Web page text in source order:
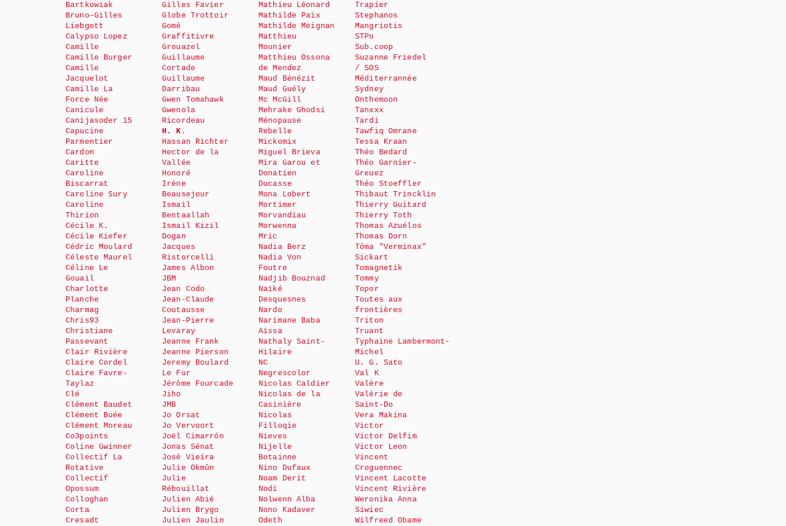
Bartkowiak
Bruno-Gilles
Liebgott
Calypso Lopez
Camille
Camille Burger
Camille
Jacquelot
Camille La
Force Née
Canicule
Canijasoder 15
Capucine
Parmentier
Cardon
Caritte
Caroline
Biscarrat
Caroline Sury
Caroline
Thirion
Cécile K.
Cécile Kiefer
Cédric Moulard
Céleste Maurel
Céline Le
Gouail
Charlotte
Planche
Charmag
Chris93
Christiane
Passevant
Clair Rivière
Claire Cordel
Claire Favre-
Taylaz
Clé
Clément Baudet
Clément Buée
Clément Moreau
Co3points
Coline Gwinner
Collectif La
Rotative
Collectif
Opossum
Colloghan
Corta
Cresadt
Gilles Favier
Globe Trottoir
Gomé
Graffitivre
Grouazel
Guillaume
Cortade
Guillaume
Darribau
Gwen Tomahawk
Gwenola
Ricordeau
H. K.
Hassan Richter
Hector de la
Vallée
Honoré
Irène
Beausejour
Ismail
Bentaallah
Ismail Kizil
Dogan
Jacques
Ristorcelli
James Albon
JBM
Jean Codo
Jean-Claude
Coutausse
Jean-Pierre
Levaray
Jeanne Frank
Jeanne Pierson
Jeremy Boulard
Le Fur
Jérôme Fourcade
Jiho
JMB
Jo Orsat
Jo Vervoort
Joël Cimarrón
Jonas Sénat
José Vieira
Julie Okmûn
Julie
Rébouillat
Julien Abié
Julien Brygo
Julien Jaulin
Mathieu Léonard
Mathilde Paix
Mathilde Meignan
Matthieu
Mounier
Matthieu Ossona
de Mendez
Maud Bénézit
Maud Guély
Mc McGill
Mehrake Ghodsi
Ménopause
Rebelle
Mickomix
Miguel Brieva
Mira Garou et
Donatien
Ducasse
Mona Lobert
Mortimer
Morvandiau
Morwenna
Mric
Nadia Berz
Nadia Von
Foutre
Nadjib Bouznad
Naïké
Desquesnes
Nardo
Narimane Baba
Aïssa
Nathaly Saint-
Hilaire
NC
Negrescolor
Nicolas Caldier
Nicolas de la
Casinière
Nicolas
Filloqie
Nieves
Nijelle
Botainne
Nino Dufaux
Noam Derit
Nodi
Nolwenn Alba
Nono Kadaver
Odeth
Trapier
Stephanos
Mangriotis
STPo
Sub.coop
Suzanne Friedel
/ SOS
Méditerrannée
Sydney
Onthemoon
Tanxxx
Tardi
Tawfiq Omrane
Tessa Kraan
Théo Bedard
Théo Garnier-
Greuez
Théo Stoeffler
Thibaut Trincklin
Thierry Guitard
Thierry Toth
Thomas Azuélos
Thomas Dorn
Tôma "Verminax"
Sickart
Tomagnetik
Tommy
Topor
Toutes aux
frontières
Triton
Truant
Typhaine Lambermont-
Michel
U. G. Sato
Val K
Valère
Valérie de
Saint-Do
Vera Makina
Victor
Victor Delfim
Victor Leon
Vincent
Croguennec
Vincent Lacotte
Vincent Rivière
Weronika Anna
Siwiec
Wilfreed Obame